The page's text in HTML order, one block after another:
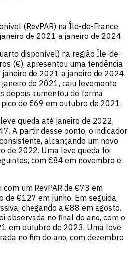
(RevPAR) na Île-de-France,
de 2021 a janeiro de 2024
disponível) na região Île-de-
(€), apresentou uma tendência
de 2021 a janeiro de 2024.
de 2021, caiu levemente
depois aumentou de forma
de €69 em outubro de 2021.
queda até janeiro de 2022,
A partir desse ponto, o indicador
alcançando um novo
de 2022. Uma leve queda foi
com €84 em novembro e
um RevPAR de €73 em
de €127 em junho. Em seguida,
chegando a €88 em agosto.
observada no final do ano, com o
em outubro de 2023. Uma leve
no fim do ano, com dezembro